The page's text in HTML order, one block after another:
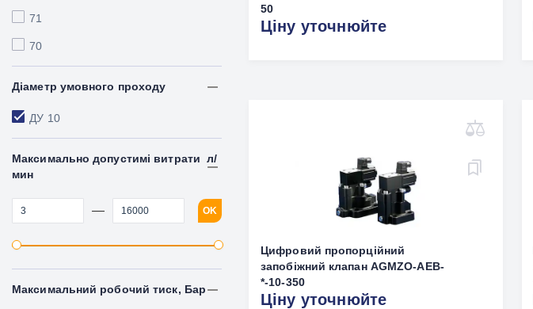
71
70
Діаметр умовного проходу
ДУ 10
Максимально допустимi витрати л/
мин
— OK
Максимальний робочий тиск, Бар
50
Ціну уточнюйте
Цифровий пропорційний
запобіжний клапан AGMZO-AEB-
*-10-350
Ціну уточнюйте